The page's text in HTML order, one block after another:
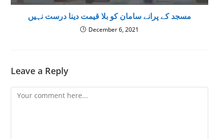
مسجد کے پرانے سامان کو بلا قیمت دینا درست نہیں
December 6, 2021
Leave a Reply
Comment